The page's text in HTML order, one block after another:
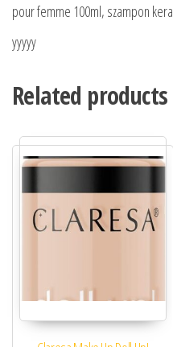
pour femme 100ml, szampon
yyyyy
Related products